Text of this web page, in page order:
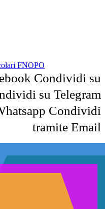
FNOPO
Condividi su
su Telegram
Condividi
tramite Email